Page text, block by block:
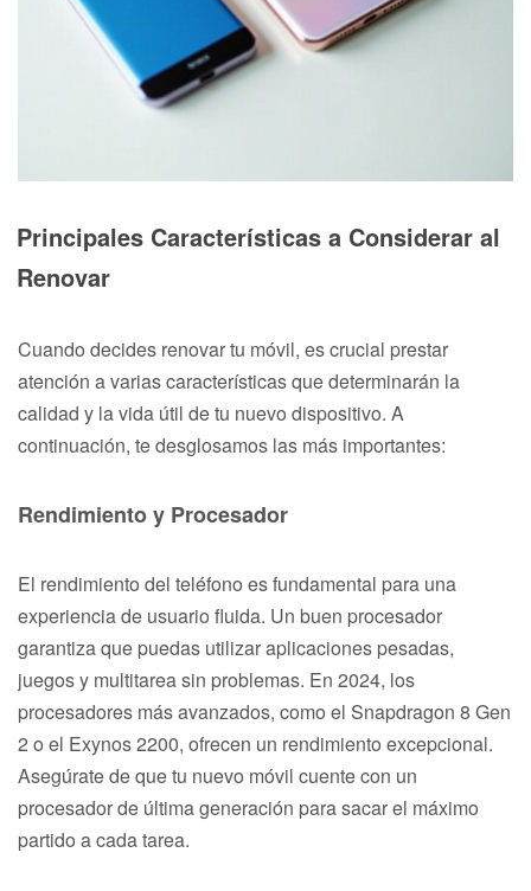
Principales Características a Considerar al
Renovar
Cuando decides renovar tu móvil, es crucial prestar
atención a varias características que determinarán la
calidad y la vida útil de tu nuevo dispositivo. A
continuación, te desglosamos las más importantes:
Rendimiento y Procesador
El rendimiento del teléfono es fundamental para una
experiencia de usuario fluida. Un buen procesador
garantiza que puedas utilizar aplicaciones pesadas,
juegos y multitarea sin problemas. En 2024, los
procesadores más avanzados, como el Snapdragon 8 Gen
2 o el Exynos 2200, ofrecen un rendimiento excepcional.
Asegúrate de que tu nuevo móvil cuente con un
procesador de última generación para sacar el máximo
partido a cada tarea.